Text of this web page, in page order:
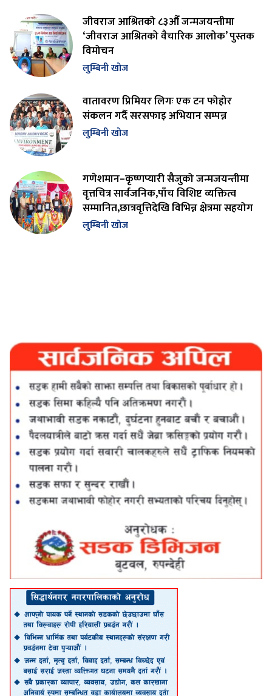
जीवराज आश्रितको ८३औँ जन्मजयन्तीमा
‘जीवराज आश्रितको वैचारिक आलोक’ पुस्तक
विमोचन
लुम्बिनी खोज
वातावरण प्रिमियर लिगः एक टन फोहोर
संकलन गर्दै सरसफाइ अभियान सम्पन्न
लुम्बिनी खोज
गणेशमान–कृष्णप्यारी सैजुको जन्मजयन्तीमा
वृत्तचित्र सार्वजनिक,पाँच विशिष्ट व्यक्तित्व
सम्मानित,छात्रवृत्तिदेखि विभिन्न क्षेत्रमा सहयोग
लुम्बिनी खोज